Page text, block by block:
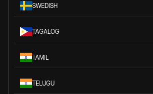
SWEDISH
TAGALOG
TAMIL
TELUGU